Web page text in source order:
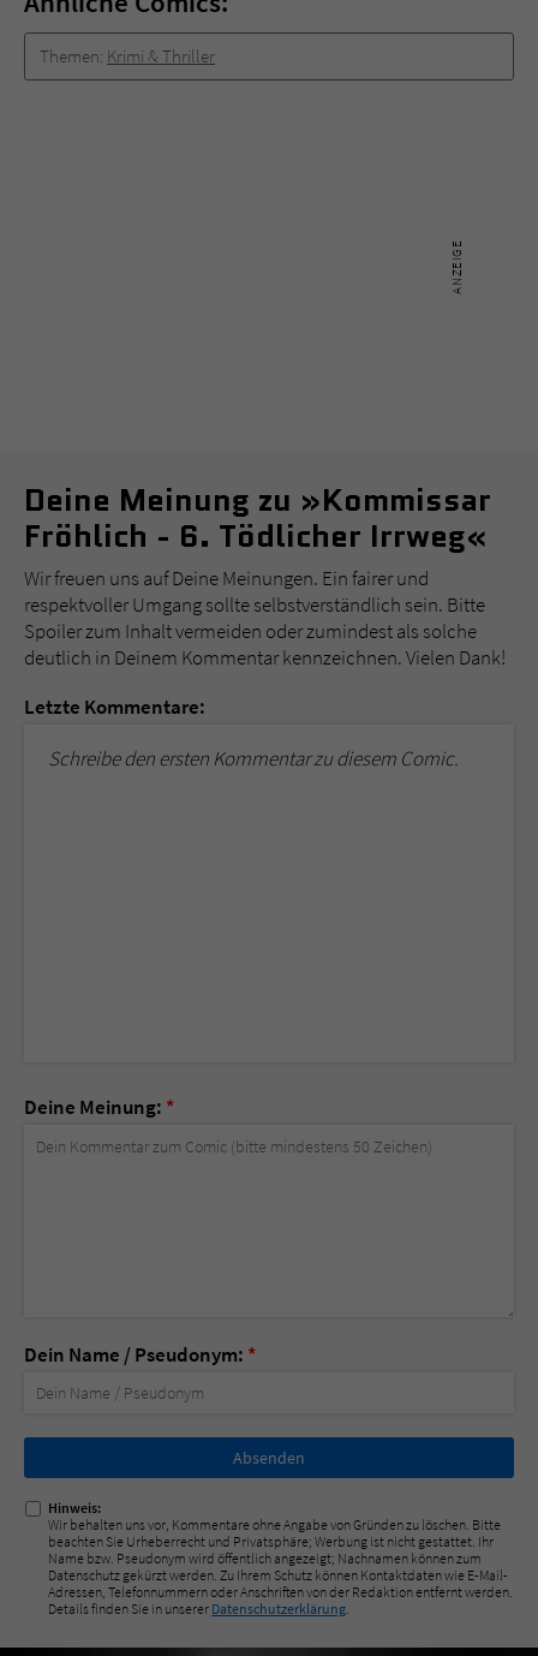
Themen: Krimi & Thriller
Deine Meinung zu »Kommissar
Fröhlich - 6. Tödlicher Irrweg«
Wir freuen uns auf Deine Meinungen. Ein fairer und
respektvoller Umgang sollte selbstverständlich sein. Bitte
Spoiler zum Inhalt vermeiden oder zumindest als solche
deutlich in Deinem Kommentar kennzeichnen. Vielen Dank!
Letzte Kommentare:
Schreibe den ersten Kommentar zu diesem Comic.
Deine Meinung: *
Dein Name / Pseudonym: *
Nicht
ausfüllen!
Hinweis:
Wir behalten uns vor, Kommentare ohne Angabe von Gründen zu löschen. Bitte
beachten Sie Urheberrecht und Privatsphäre; Werbung ist nicht gestattet. Ihr
Name bzw. Pseudonym wird öffentlich angezeigt; Nachnamen können zum
Datenschutz gekürzt werden. Zu Ihrem Schutz können Kontaktdaten wie E-Mail-
Adressen, Telefonnummern oder Anschriften von der Redaktion entfernt werden.
Details finden Sie in unserer Datenschutzerklärung